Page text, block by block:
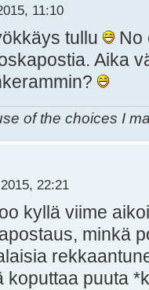
11:10
tullu
No
Aika
of the choices I
22:21
kyllä viime
minkä
koputtaa puuta